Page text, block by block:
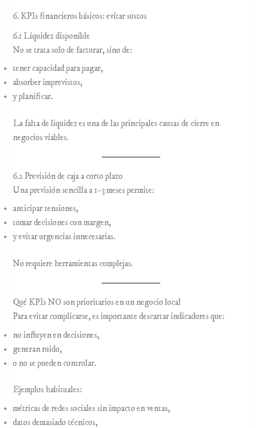
6. KPIs financieros básicos: evitar sustos
6.1 Liquidez disponible
No se trata solo de facturar, sino de:
tener capacidad para pagar,
absorber imprevistos,
y planificar.
La falta de liquidez es una de las principales causas de cierre en
negocios viables.
6.2 Previsión de caja a corto plazo
Una previsión sencilla a 1–3 meses permite:
anticipar tensiones,
tomar decisiones con margen,
y evitar urgencias innecesarias.
No requiere herramientas complejas.
Qué KPIs NO son prioritarios en un negocio local
Para evitar complicarse, es importante descartar indicadores que:
no influyen en decisiones,
generan ruido,
o no se pueden controlar.
Ejemplos habituales:
métricas de redes sociales sin impacto en ventas,
datos demasiado técnicos,